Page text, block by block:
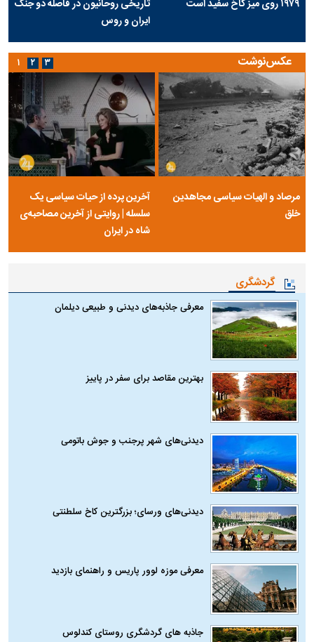
۱۹۷۹ روی میز کاخ سفید است
تاریخی روحانیون در فاصله دو جنگ
ایران و روس
عکس‌نوشت
مرصاد و الهیات سیاسی مجاهدین
خلق
آخرین پرده از حیات سیاسی یک
سلسله | روایتی از آخرین مصاحبه‌ی
شاه در ایران
۱ ۲ ۳
گردشگری
معرفی جاذبه‌های دیدنی و طبیعی دیلمان
بهترین مقاصد برای سفر در پاییز
دیدنی‌های شهر پرجنب و جوش باتومی
دیدنی‌های ورسای؛ بزرگترین کاخ سلطنتی
معرفی موزه لوور پاریس و راهنمای بازدید
جاذبه های گردشگری روستای کندلوس